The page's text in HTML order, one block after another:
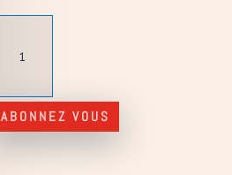
ABONNEZ VOUS